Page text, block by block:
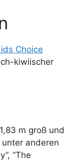
Choice
kiwiischer
m groß und
anderen
“The